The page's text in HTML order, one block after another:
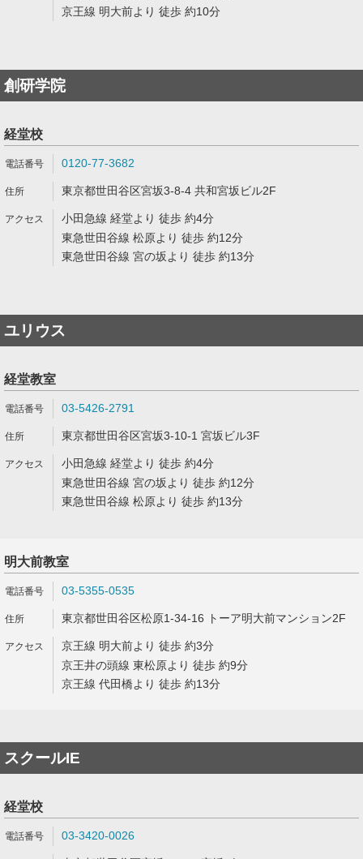
京王線 明大前より 徒歩 約10分
創研学院
経堂校
0120-77-3682
東京都世田谷区宮坂3-8-4 共和宮坂ビル2F
小田急線 経堂より 徒歩 約4分
東急世田谷線 松原より 徒歩 約12分
東急世田谷線 宮の坂より 徒歩 約13分
ユリウス
経堂教室
03-5426-2791
東京都世田谷区宮坂3-10-1 宮坂ビル3F
小田急線 経堂より 徒歩 約4分
東急世田谷線 宮の坂より 徒歩 約12分
東急世田谷線 松原より 徒歩 約13分
明大前教室
03-5355-0535
東京都世田谷区松原1-34-16 トーア明大前マンション2F
京王線 明大前より 徒歩 約3分
京王井の頭線 東松原より 徒歩 約9分
京王線 代田橋より 徒歩 約13分
スクールIE
経堂校
03-3420-0026